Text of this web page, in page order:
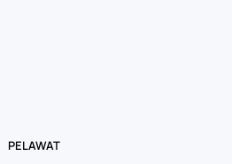
PELAWAT